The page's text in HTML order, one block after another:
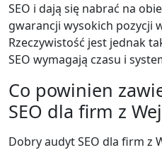
SEO i dają się nabrać na
gwarancji wysokich pozycji
Rzeczywistość jest jednak
SEO wymagają czasu i
Co powinien
SEO dla firm z
Dobry audyt SEO dla firm z